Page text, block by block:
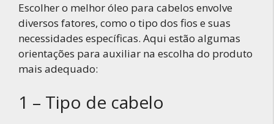
Escolher o melhor óleo para cabelos envolve
diversos fatores, como o tipo dos fios e suas
necessidades específicas. Aqui estão algumas
orientações para auxiliar na escolha do produto
mais adequado:
1 – Tipo de cabelo